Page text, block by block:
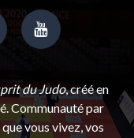
du Judo, créé en
Communauté par
vous vivez, vos